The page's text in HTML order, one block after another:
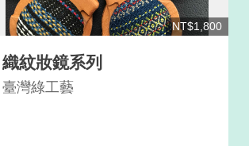
NT$1,800
織紋妝鏡系列
臺灣綠工藝